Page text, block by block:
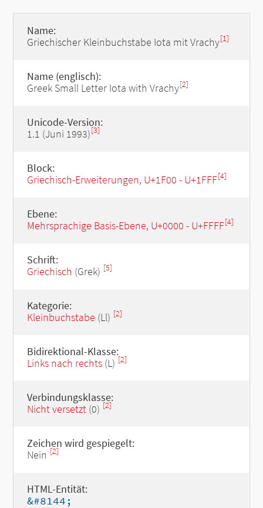
Name:
Griechischer Kleinbuchstabe Iota mit Vrachy[1]
Name (englisch):
Greek Small Letter Iota with Vrachy[2]
Unicode-Version:
1.1 (Juni 1993)[3]
Block:
Griechisch-Erweiterungen, U+1F00 - U+1FFF[4]
Ebene:
Mehrsprachige Basis-Ebene, U+0000 - U+FFFF[4]
Schrift:
Griechisch (Grek) [5]
Kategorie:
Kleinbuchstabe (Ll) [2]
Bidirektional-Klasse:
Links nach rechts(L) [2]
Verbindungsklasse:
Nicht versetzt(0) [2]
Zeichen wird gespiegelt:
Nein [2]
HTML-Entität:
&#8144;